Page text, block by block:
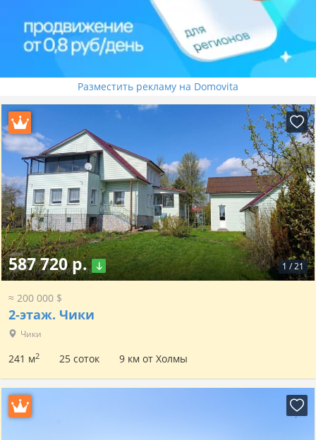
Разместить рекламу на Domovita
1 /21
587 720 р.
≈ 200 000 $
2-этаж. Чики
Чики
241 м2 25 соток 9 км от Холмы